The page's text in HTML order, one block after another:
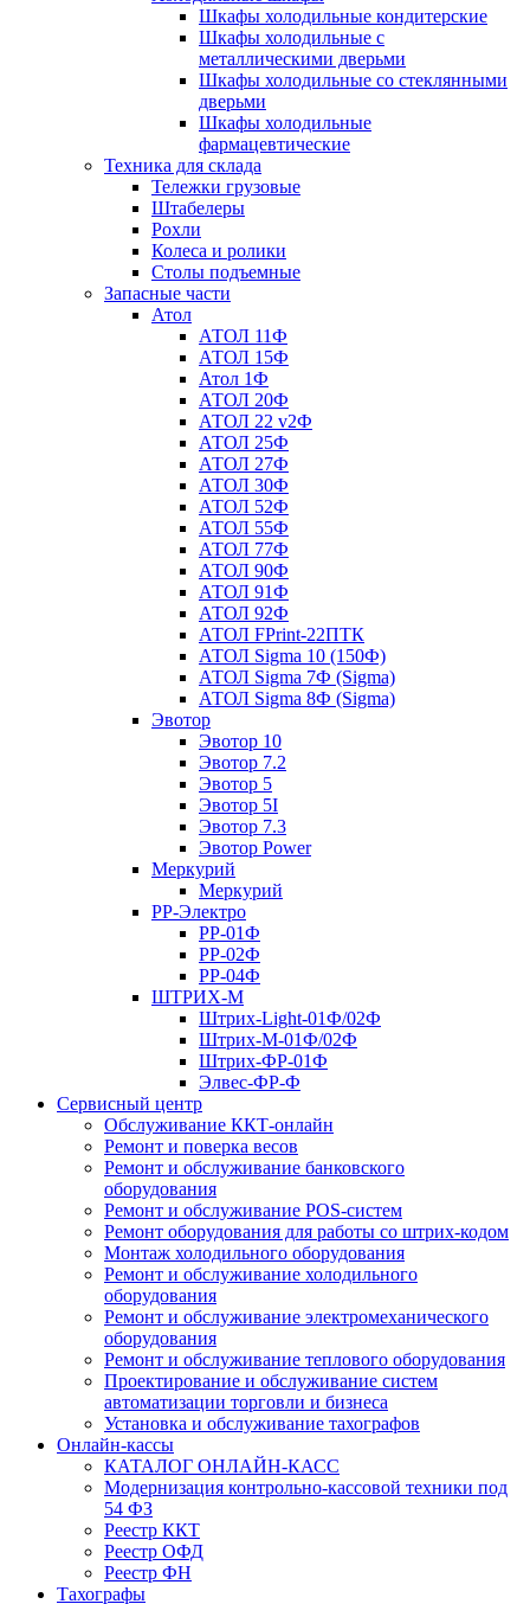
Шкафы холодильные кондитерские
Шкафы холодильные с
металлическими дверьми
Шкафы холодильные со стеклянными
дверьми
Шкафы холодильные
фармацевтические
Техника для склада
Тележки грузовые
Штабелеры
Рохли
Колеса и ролики
Столы подъемные
Запасные части
Атол
АТОЛ 11Ф
АТОЛ 15Ф
Атол 1Ф
АТОЛ 20Ф
АТОЛ 22 v2Ф
АТОЛ 25Ф
АТОЛ 27Ф
АТОЛ 30Ф
АТОЛ 52Ф
АТОЛ 55Ф
АТОЛ 77Ф
АТОЛ 90Ф
АТОЛ 91Ф
АТОЛ 92Ф
АТОЛ FPrint-22ПТК
АТОЛ Sigma 10 (150Ф)
АТОЛ Sigma 7Ф (Sigma)
АТОЛ Sigma 8Ф (Sigma)
Эвотор
Эвотор 10
Эвотор 7.2
Эвотор 5
Эвотор 5I
Эвотор 7.3
Эвотор Power
Меркурий
Меркурий
РР-Электро
РР-01Ф
РР-02Ф
РР-04Ф
ШТРИХ-М
Штрих-Light-01Ф/02Ф
Штрих-М-01Ф/02Ф
Штрих-ФР-01Ф
Элвес-ФР-Ф
Сервисный центр
Обслуживание ККТ-онлайн
Ремонт и поверка весов
Ремонт и обслуживание банковского
оборудования
Ремонт и обслуживание POS-систем
Ремонт оборудования для работы со штрих-кодом
Монтаж холодильного оборудования
Ремонт и обслуживание холодильного
оборудования
Ремонт и обслуживание электромеханического
оборудования
Ремонт и обслуживание теплового оборудования
Проектирование и обслуживание систем
автоматизации торговли и бизнеса
Установка и обслуживание тахографов
Онлайн-кассы
КАТАЛОГ ОНЛАЙН-КАСС
Модернизация контрольно-кассовой техники под
54 ФЗ
Реестр ККТ
Реестр ОФД
Реестр ФН
Тахографы